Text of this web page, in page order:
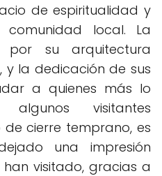
de espiritualidad y
local. La
su arquitectura
la dedicación de sus
a quienes más lo
algunos visitantes
cierre temprano, es
una impresión
visitado, gracias a